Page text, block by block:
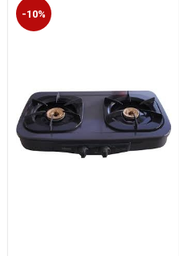
-10%